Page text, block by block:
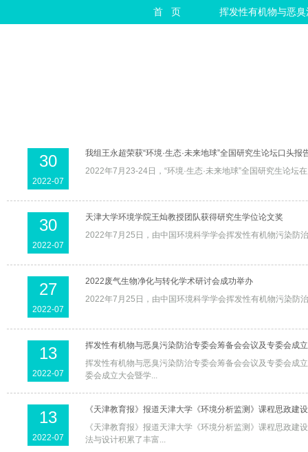
首 页 挥发性有机物与恶
30
2022-07
我组王永超荣获“环境·生态·未来地球”全国研究生论坛口头报
2022年7月23-24日，“环境·生态·未来地球”全国研究生论
30
2022-07
天津大学环境学院王灿教授团队获得研究生学位论文奖
2022年7月25日，由中国环境科学学会挥发性有机物污染防
27
2022-07
2022废气生物净化与转化学术研讨会成功举办
2022年7月25日，由中国环境科学学会挥发性有机物污染防
13
2022-07
挥发性有机物与恶臭污染防治专委会筹备会会议及专委会成
挥发性有机物与恶臭污染防治专委会筹备会会议及专委会成
委会成立大会暨学...
13
2022-07
《天津教育报》报道天津大学《环境分析监测》课程思政建
《天津教育报》报道天津大学《环境分析监测》课程思政
法与设计积累了丰富...